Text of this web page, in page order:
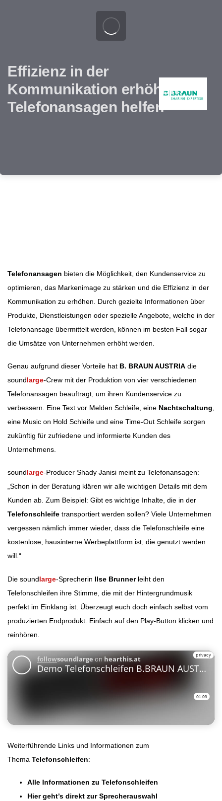
Effizienz in der
Kommunikation erhöhen –
Telefonansagen helfen
Telefonansagen bieten die Möglichkeit, den Kundenservice zu
optimieren, das Markenimage zu stärken und die Effizienz in der
Kommunikation zu erhöhen. Durch gezielte Informationen über
Produkte, Dienstleistungen oder spezielle Angebote, welche in der
Telefonansage übermittelt werden, können im besten Fall sogar
die Umsätze von Unternehmen erhöht werden.
Genau aufgrund dieser Vorteile hat B. BRAUN AUSTRIA die
soundlarge-Crew mit der Produktion von vier verschiedenen
Telefonansagen beauftragt, um ihren Kundenservice zu
verbessern. Eine Text vor Melden Schleife, eine Nachtschaltung
eine Music on Hold Schleife und eine Time-Out Schleife sorgen
zukünftig für zufriedene und informierte Kunden des
Unternehmens.
soundlarge-Producer Shady Janisi meint zu Telefonansagen:
„Schon in der Beratung klären wir alle wichtigen Details mit dem
Kunden ab. Zum Beispiel: Gibt es wichtige Inhalte, die in der
Telefonschleife transportiert werden sollen? Viele Unternehmen
vergessen nämlich immer wieder, dass die Telefonschleife eine
kostenlose, hausinterne Werbeplattform ist, die genutzt werden
will.“
Die soundlarge-Sprecherin Ilse Brunnerleiht den
Telefonschleifen ihre Stimme, die mit der Hintergrundmusik
perfekt im Einklang ist. Überzeugt euch doch einfach selbst vom
produzierten Endprodukt. Einfach auf den Play-Button klicken und
reinhören.
Weiterführende Links und Informationen zum
Thema Telefonschleifen:
Alle Informationen zu Telefonschleifen
Hier geht’s direkt zur Sprecherauswahl